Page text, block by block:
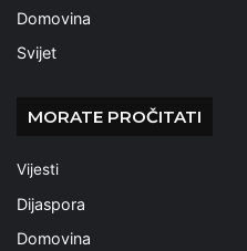
Domovina
Svijet
MORATE PROČITATI
Vijesti
Dijaspora
Domovina